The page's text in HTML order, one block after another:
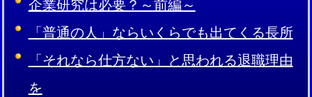
企業研究は必要？～前編～
「普通の人」ならいくらでも出てくる長所
「それなら仕方ない」と思われる退職理由
を